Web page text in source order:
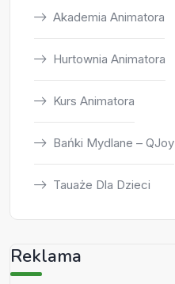
Akademia Animatora
Hurtownia Animatora
Kurs Animatora
Bańki Mydlane – QJoy
Tauaże Dla Dzieci
Reklama